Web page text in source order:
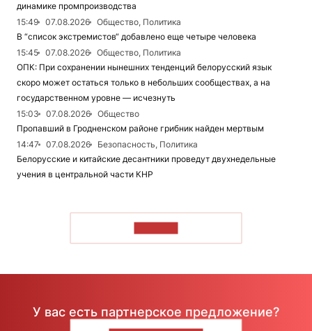
динамике промпроизводства
15:49
07.08.2026
Общество, Политика
В “список экстремистов“ добавлено еще четыре человека
15:45
07.08.2026
Общество, Политика
ОПК: При сохранении нынешних тенденций белорусский язык
скоро может остаться только в небольших сообществах, а на
государственном уровне — исчезнуть
15:03
07.08.2026
Общество
Пропавший в Гродненском районе грибник найден мертвым
14:47
07.08.2026
Безопасность, Политика
Белорусские и китайские десантники проведут двухнедельные
учения в центральной части КНР
У вас есть партнерское предложение?